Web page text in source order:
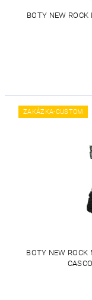
BOTY NEW
ZAKÁZKA-CUSTOM
BOTY NEW